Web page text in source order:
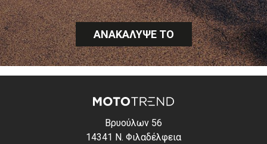
ΑΝΑΚΑΛΥΨΕ ΤΟ
Βρυούλων 56
14341 Ν. Φιλαδέλφεια